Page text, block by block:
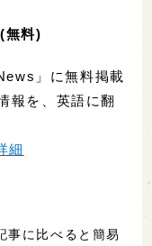
料)
」に無料掲載
報を、英語に翻
細
事に比べると簡易